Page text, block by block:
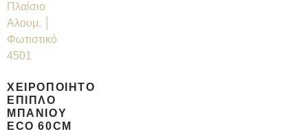
ΧΕΙΡΟΠΟΊΗΤΟ
ΈΠΙΠΛΟ
ΜΠΆΝΙΟΥ
ECO 60CM